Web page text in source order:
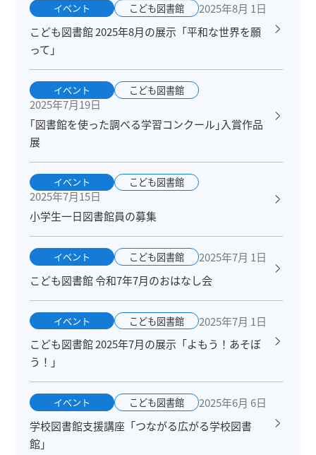
イベント こども図書館
2025年8月 1日
こども図書館 2025年8月の展示「平和な世界を願
って」
イベント こども図書館
2025年7月19日
｢図書館を使った調べる学習コンクール｣入賞作品
展
イベント こども図書館
2025年7月15日
小学生一日図書館員の募集
イベント こども図書館
2025年7月 1日
こども図書館 令和7年7月のおはなし会
イベント こども図書館
2025年7月 1日
こども図書館 2025年7月の展示「よもう！あそぼ
う！」
イベント こども図書館
2025年6月 6日
学校図書館支援講座「つながる広がる学校図書
館」